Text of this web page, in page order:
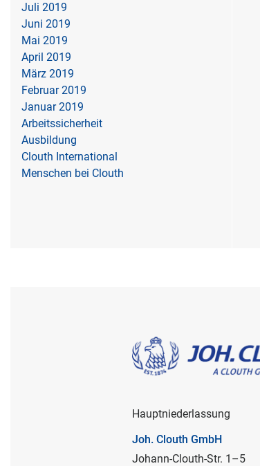
Juli 2019
Juni 2019
Mai 2019
April 2019
März 2019
Februar 2019
Januar 2019
Arbeitssicherheit
Ausbildung
Clouth International
Menschen bei Clouth
Hauptniederlassung
Joh. Clouth GmbH
Johann-Clouth-Str. 1–5